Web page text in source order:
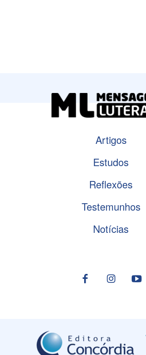
Artigos
Estudos
Reflexões
Testemunhos
Notícias